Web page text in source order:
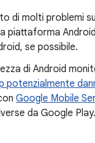
di molti problemi
piattaforma
se possibile.
di Android
potenzialmente
Google Mobile
da Google Play.